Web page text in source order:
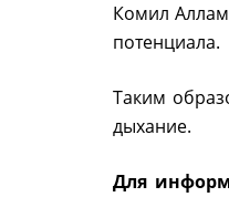
Комил
потенциала.
Таким
дыхание.
Для